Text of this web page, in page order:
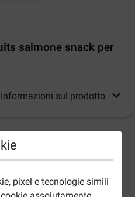
pixel e tecnologie simili
salmone snack per
Informazioni sul prodotto
la consegna salvo altre indicazioni
è uno snack